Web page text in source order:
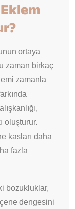
ortaya
zaman birkaç
zamanla
oluşturur.
kasları daha
fazla
bozukluklar,
dengesini